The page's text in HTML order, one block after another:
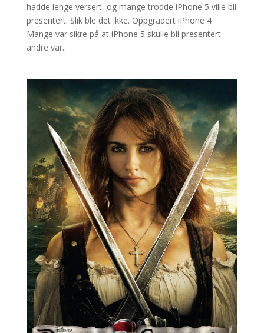
hadde lenge versert, og mange trodde iPhone 5 ville bli
presentert. Slik ble det ikke. Oppgradert iPhone 4
Mange var sikre på at iPhone 5 skulle bli presentert –
andre var...